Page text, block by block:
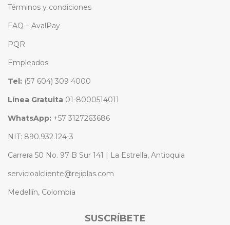
Términos y condiciones
FAQ – AvalPay
PQR
Empleados
Tel: (57 604) 309 4000
Línea Gratuita 01-8000514011
WhatsApp: +57 3127263686
NIT: 890.932.124-3
Carrera 50 No. 97 B Sur 141 | La Estrella, Antioquia
servicioalcliente@rejiplas.com
Medellín, Colombia
SUSCRÍBETE